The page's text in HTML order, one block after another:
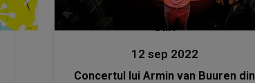
Stiri
12 sep 2022
Concertul lui Armin van Buuren din